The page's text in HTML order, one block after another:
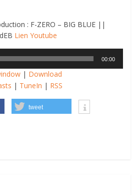
: F-ZERO – BIG BLUE ||
Lien Youtube
00:00
| Download
| TuneIn | RSS
tweet